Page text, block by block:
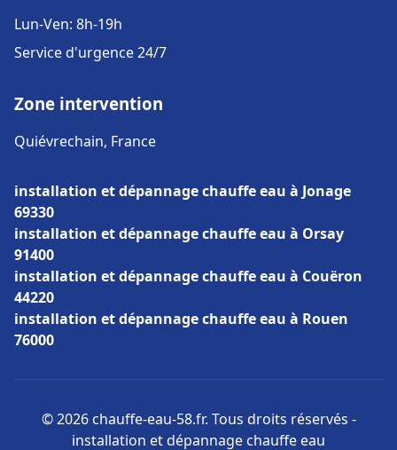
Lun-Ven: 8h-19h
Service d'urgence 24/7
Zone intervention
Quiévrechain, France
installation et dépannage chauffe eau à Jonage
69330
installation et dépannage chauffe eau à Orsay
91400
installation et dépannage chauffe eau à Couëron
44220
installation et dépannage chauffe eau à Rouen
76000
© 2026 chauffe-eau-58.fr. Tous droits réservés -
installation et dépannage chauffe eau